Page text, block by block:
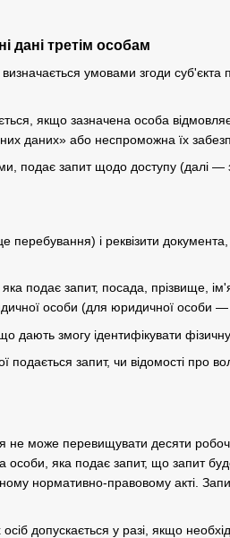
дані третім особам
умовами згоди
якщо зазначена особа
даних» або неспроможна їх
подає запит щодо доступу (далі
перебування) і реквізити
подає запит, посада, прізвище,
особи (для юридичної особи —
дають змогу ідентифікувати
подається запит, чи відомості про
може перевищувати десяти
яка подає запит, що запит
нормативно-правовому акті.
допускається у разі, якщо